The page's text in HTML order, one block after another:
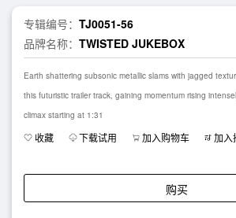
专辑编号： TJ0051-56
品牌名称： TWISTED JUKEBOX
Earth shattering subsonic metallic slams with jagged
this futuristic trailer track, gaining momentum rising
climax starting at 1:31
收藏 下载试用 加入购物车 加入
购买